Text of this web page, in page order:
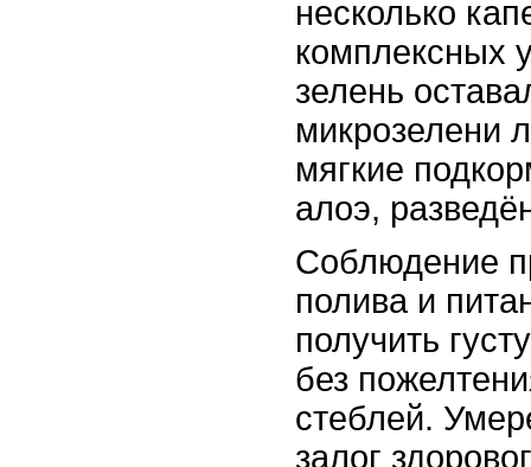
несколько
комплексных
зелень
микрозелени
мягкие
алоэ,
Соблюдение
полива и
получить
без
стеблей.
залог